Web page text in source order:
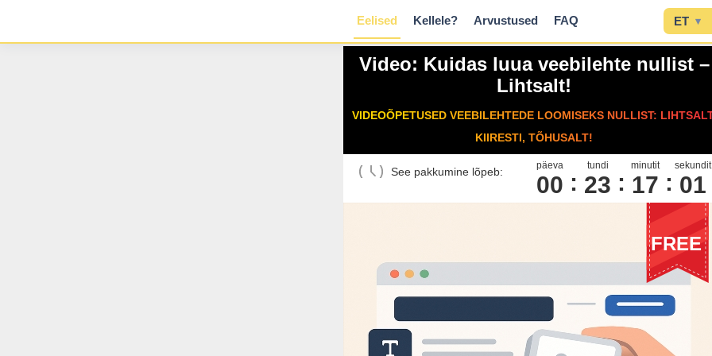
Eelised Kellele? Arvustused FAQ ET ▾
Video: Kuidas luua veebilehte nullist –
Lihtsalt!
VIDEOÕPETUSED VEEBILEHTEDE LOOMISEKS NULLIST:
KIIRESTI, TÕHUSALT!
See pakkumine lõpeb: päeva
00
tundi
23
minutit
17
sekundit
00
FREE